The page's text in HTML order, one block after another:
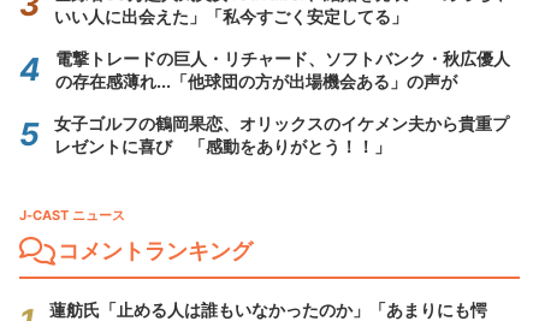
いい人に出会えた」「私今すごく安定してる」
電撃トレードの巨人・リチャード、ソフトバンク・秋広優人
の存在感薄れ...「他球団の方が出場機会ある」の声が
女子ゴルフの鶴岡果恋、オリックスのイケメン夫から貴重プ
レゼントに喜び 「感動をありがとう！！」
J-CAST ニュース
コメントランキング
蓮舫氏「止める人は誰もいなかったのか」「あまりにも愕